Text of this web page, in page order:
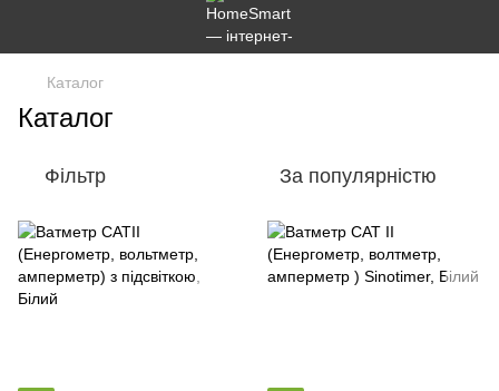
Каталог
Каталог
Фільтр За популярністю